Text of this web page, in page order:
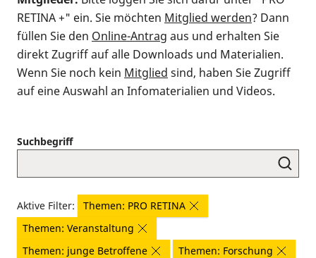
RETINA +" ein. Sie möchten Mitglied werden? Dann
füllen Sie den Online-Antrag aus und erhalten Sie
direkt Zugriff auf alle Downloads und Materialien.
Wenn Sie noch kein Mitglied sind, haben Sie Zugriff
auf eine Auswahl an Infomaterialien und Videos.
Suchbegriff
Aktive Filter:
Themen: PRO RETINA
Themen: Veranstaltung
Themen: junge Betroffene
Themen: Forschung